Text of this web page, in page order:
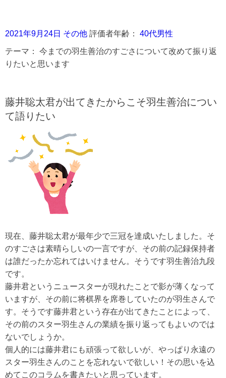
2021年9月24日 その他 評価者年齢： 40代男性
テーマ：
今までの羽生善治のすごさについて改めて振り返
りたいと思います
藤井聡太君が出てきたからこそ羽生善治につい
て語りたい
現在、藤井聡太君が最年少で三冠を達成いたしました。そ
のすごさは素晴らしいの一言ですが、その前の記録保持者
は誰だったか忘れてはいけません。そうです羽生善治九段
です。
藤井君というニュースターが現れたことで影が薄くなって
いますが、その前に将棋界を席巻していたのが羽生さんで
す。そうです藤井君という存在が出てきたことによって、
その前のスター羽生さんの業績を振り返ってもよいのでは
ないでしょうか。
個人的には藤井君にも頑張って欲しいが、やっぱり永遠の
スター羽生さんのことを忘れないで欲しい！その思いを込
めてこのコラムを書きたいと思っています。